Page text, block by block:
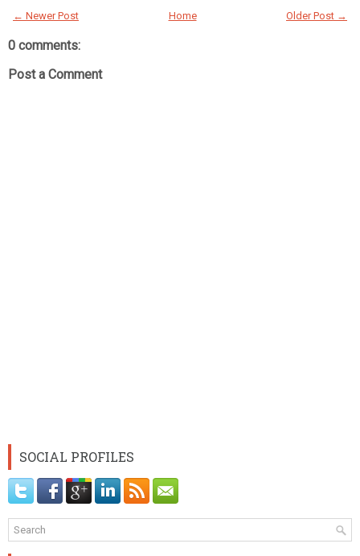
← Newer Post Older Post →
Home
0 comments:
Post a Comment
SOCIAL PROFILES